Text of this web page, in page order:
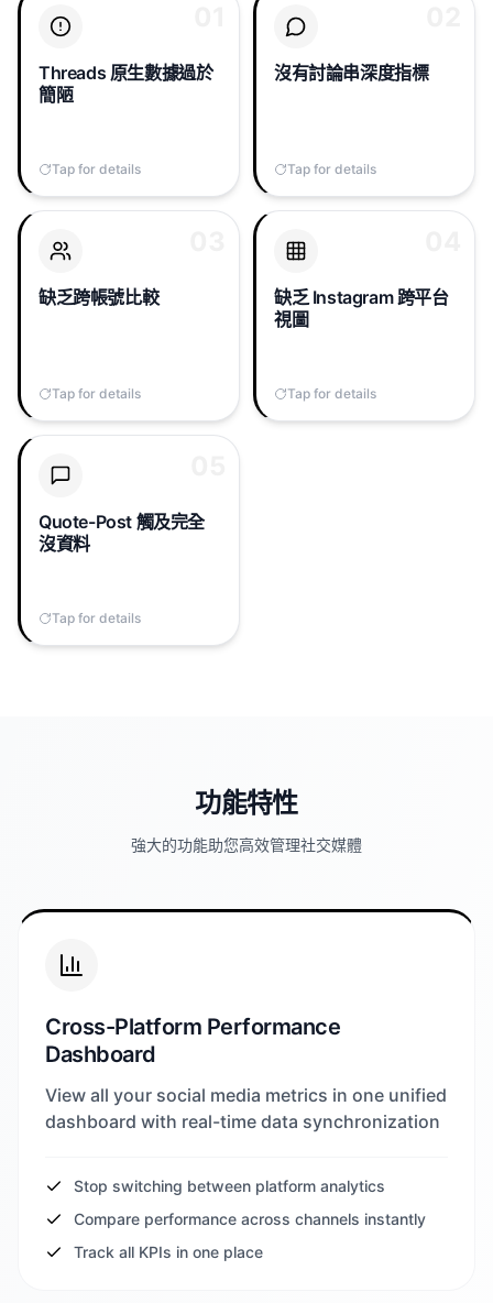
Threads 原生數據過於
簡陋
Tap for details
01
Threads 僅顯示每則貼文
的原始曝光與按讚，沒有
追蹤者增長曲線、沒有每
則回覆率、沒有觸及熱
圖，只有毫無上下文的幾
Tap to flip back
沒有討論串深度指標
Tap for details
02
Threads 演算法獎勵對話
深度，但原生應用不回報
討論串長度、每則平均回
覆數，也不告訴你哪則貼
Tap to flip back
缺乏跨帳號比較
Tap for details
03
同時經營創辦人、品牌與
產品帳號時，Threads 完
全無法把它們並列比較，
每個帳號都是資訊孤島。
Tap to flip back
缺乏 Instagram 跨平台
視圖
Tap for details
04
Threads 與 Instagram 共
享追蹤者，但原生工具不
會告訴你哪則 Threads 貼
文帶動 IG 主頁造訪，也不
會呈現受眾重疊的演變。
Tap to flip back
Quote-Post 觸及完全
沒資料
Tap for details
05
當別人 Quote-Post 你的
Threads 時，原貼的觸及
提升在原生 Insights 標籤
裡完全不可見。你只看到
自己貼文的曝光，看不到
Tap to flip back
功能特性
強大的功能助您高效管理社交媒體
Cross-Platform Performance
Dashboard
View all your social media metrics in one unified
dashboard with real-time data synchronization
Stop switching between platform analytics
Compare performance across channels instantly
Track all KPIs in one place